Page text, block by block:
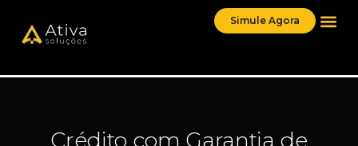
Simule Agora
Crédito com Garantia de